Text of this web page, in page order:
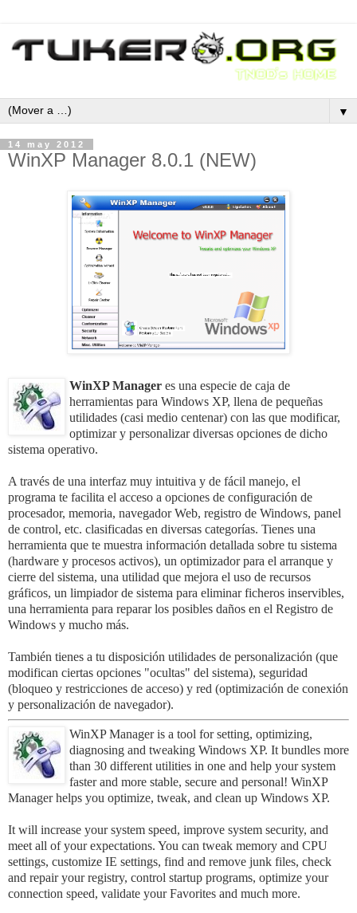
▼
14 may 2012
WinXP Manager 8.0.1 (NEW)
WinXP Manager es una especie de caja de
herramientas para Windows XP, llena de pequeñas
utilidades (casi medio centenar) con las que modificar,
optimizar y personalizar diversas opciones de dicho
sistema operativo.
A través de una interfaz muy intuitiva y de fácil manejo, el
programa te facilita el acceso a opciones de configuración de
procesador, memoria, navegador Web, registro de Windows, panel
de control, etc. clasificadas en diversas categorías. Tienes una
herramienta que te muestra información detallada sobre tu sistema
(hardware y procesos activos), un optimizador para el arranque y
cierre del sistema, una utilidad que mejora el uso de recursos
gráficos, un limpiador de sistema para eliminar ficheros inservibles,
una herramienta para reparar los posibles daños en el Registro de
Windows y mucho más.
También tienes a tu disposición utilidades de personalización (que
modifican ciertas opciones "ocultas" del sistema), seguridad
(bloqueo y restricciones de acceso) y red (optimización de conexión
y personalización de navegador).
WinXP Manager is a tool for setting, optimizing,
diagnosing and tweaking Windows XP. It bundles more
than 30 different utilities in one and help your system
faster and more stable, secure and personal! WinXP
Manager helps you optimize, tweak, and clean up Windows XP.
It will increase your system speed, improve system security, and
meet all of your expectations. You can tweak memory and CPU
settings, customize IE settings, find and remove junk files, check
and repair your registry, control startup programs, optimize your
connection speed, validate your Favorites and much more.